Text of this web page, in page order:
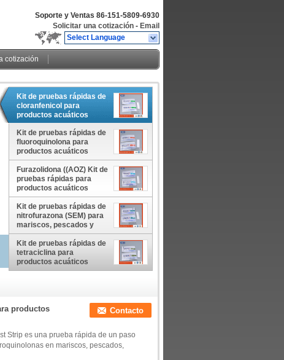
Soporte y Ventas 86-151-5809-6930
Solicitar una cotización - Email
Select Language
cotización
Kit de pruebas rápidas de
cloranfenicol para
productos acuáticos
(mariscos, pescados,
camarones)
Kit de pruebas rápidas de
fluoroquinolona para
productos acuáticos
(mariscos, pescados,
camarones)
Furazolidona ((AOZ) Kit de
pruebas rápidas para
productos acuáticos
((Mariscos, pescados,
camarones)
Kit de pruebas rápidas de
nitrofurazona (SEM) para
mariscos, pescados y
camarones
Kit de pruebas rápidas de
tetraciclina para
productos acuáticos
((Mariscos, pescados,
productos
Contacto
Strip es una prueba rápida de un paso
en mariscos, pescados,